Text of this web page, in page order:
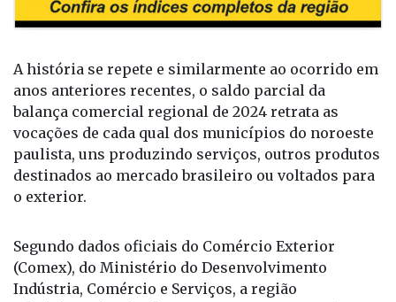
A história se repete e similarmente ao ocorrido em
vocações de cada qual dos municípios do noroeste
paulista, uns produzindo serviços, outros produtos
destinados ao mercado brasileiro ou voltados para
o exterior.
Segundo dados oficiais do Comércio Exterior
administrativa de Rio Preto, composta por 96
municípios, continua com participação
praticamente insignificante nesse setor específico,